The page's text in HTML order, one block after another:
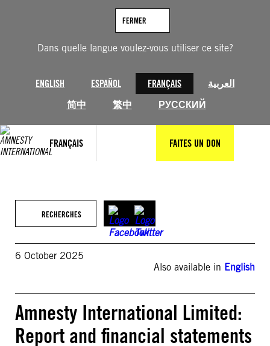
Dans quelle langue voulez-vous utiliser ce site?
ENGLISH ESPAÑOL FRANÇAIS
العربية
简中
繁中 РУССКИЙ
FERMER
FRANÇAIS FAITES UN DON
RECHERCHES
6 October 2025
Also available in English
Amnesty International Limited:
Report and financial statements